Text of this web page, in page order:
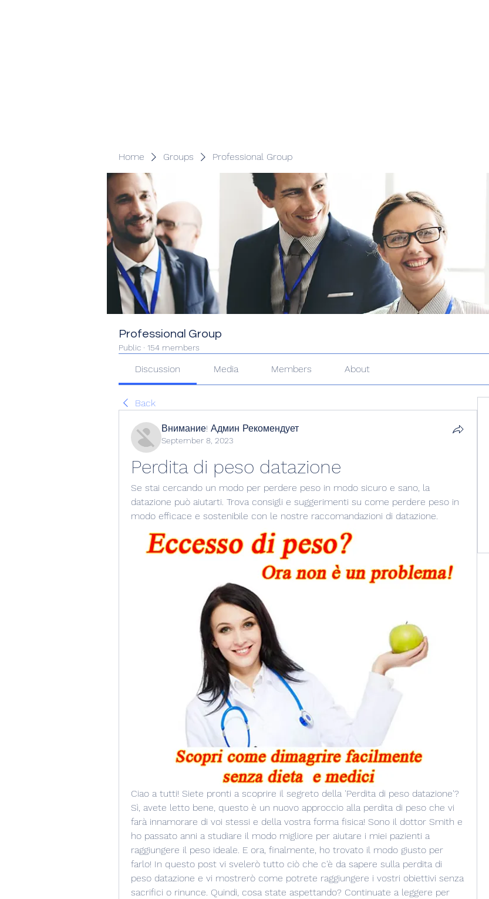
Home Groups Professional Group
Professional Group
Public · 154 members
Discussion Media Members About
Back
Внимание! Админ Рекомендует
September 8, 2023
Perdita di peso datazione
Se stai cercando un modo per perdere peso in modo sicuro e sano, la
datazione può aiutarti. Trova consigli e suggerimenti su come perdere peso in
modo efficace e sostenibile con le nostre raccomandazioni di datazione.
Ciao a tutti! Siete pronti a scoprire il segreto della 'Perdita di peso datazione'?
Sì, avete letto bene, questo è un nuovo approccio alla perdita di peso che vi
farà innamorare di voi stessi e della vostra forma fisica! Sono il dottor Smith e
ho passato anni a studiare il modo migliore per aiutare i miei pazienti a
raggiungere il peso ideale. E ora, finalmente, ho trovato il modo giusto per
farlo! In questo post vi svelerò tutto ciò che c'è da sapere sulla perdita di
peso datazione e vi mostrerò come potrete raggiungere i vostri obiettivi senza
sacrifici o rinunce. Quindi, cosa state aspettando? Continuate a leggere per